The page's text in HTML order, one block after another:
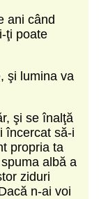
ani când
ţi poate
şi lumina va
şi se înalţă
încercat să-i
propria ta
albă a
ziduri
n-ai voi